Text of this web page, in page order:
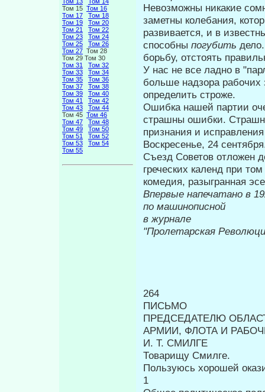
Том 15 Том 16
Том 17
Том 18
Том 19
Том 20
Том 21
Том 22
Том 23
Том 24
Том 25
Том 26
Том 27 Том 28
Том 29 Том 30
Том 31
Том 32
Том 33
Том 34
Том 35
Том 36
Том 37
Том 38
Том 39
Том 40
Том 41
Том 42
Том 43
Том 44
Том 45 Том 46
Том 47
Том 48
Том 49
Том 50
Том 51
Том 52
Том 53
Том 54
Том 55
Невозможны никакие
заметны колебания,
развивается, и в
способны погубить
борьбу, отстоять
У нас не все ладно в
больше надзора
опреде­лить строже.
Ошибка нашей партии
страшны ошибки.
признания и
Воскресенье, 24
Съезд Советов отложен
греческих календ при
комедия, разы­гранная
Впервые
по машинописной
в журнале
"Пролетарская
264
ПИСЬМО
ПРЕДСЕДАТЕЛЮ
АРМИИ, ФЛОТА И
И. Т. СМИЛГЕ
Товарищу Смилге.
Пользуюсь хорошей
1